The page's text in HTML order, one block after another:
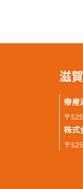
滋
帝産
〒
株式
〒